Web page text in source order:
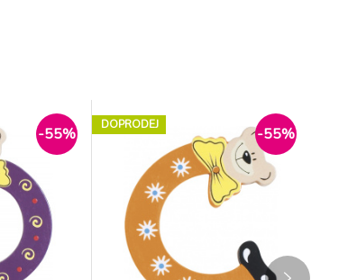
-55% DOPRODEJ -55%